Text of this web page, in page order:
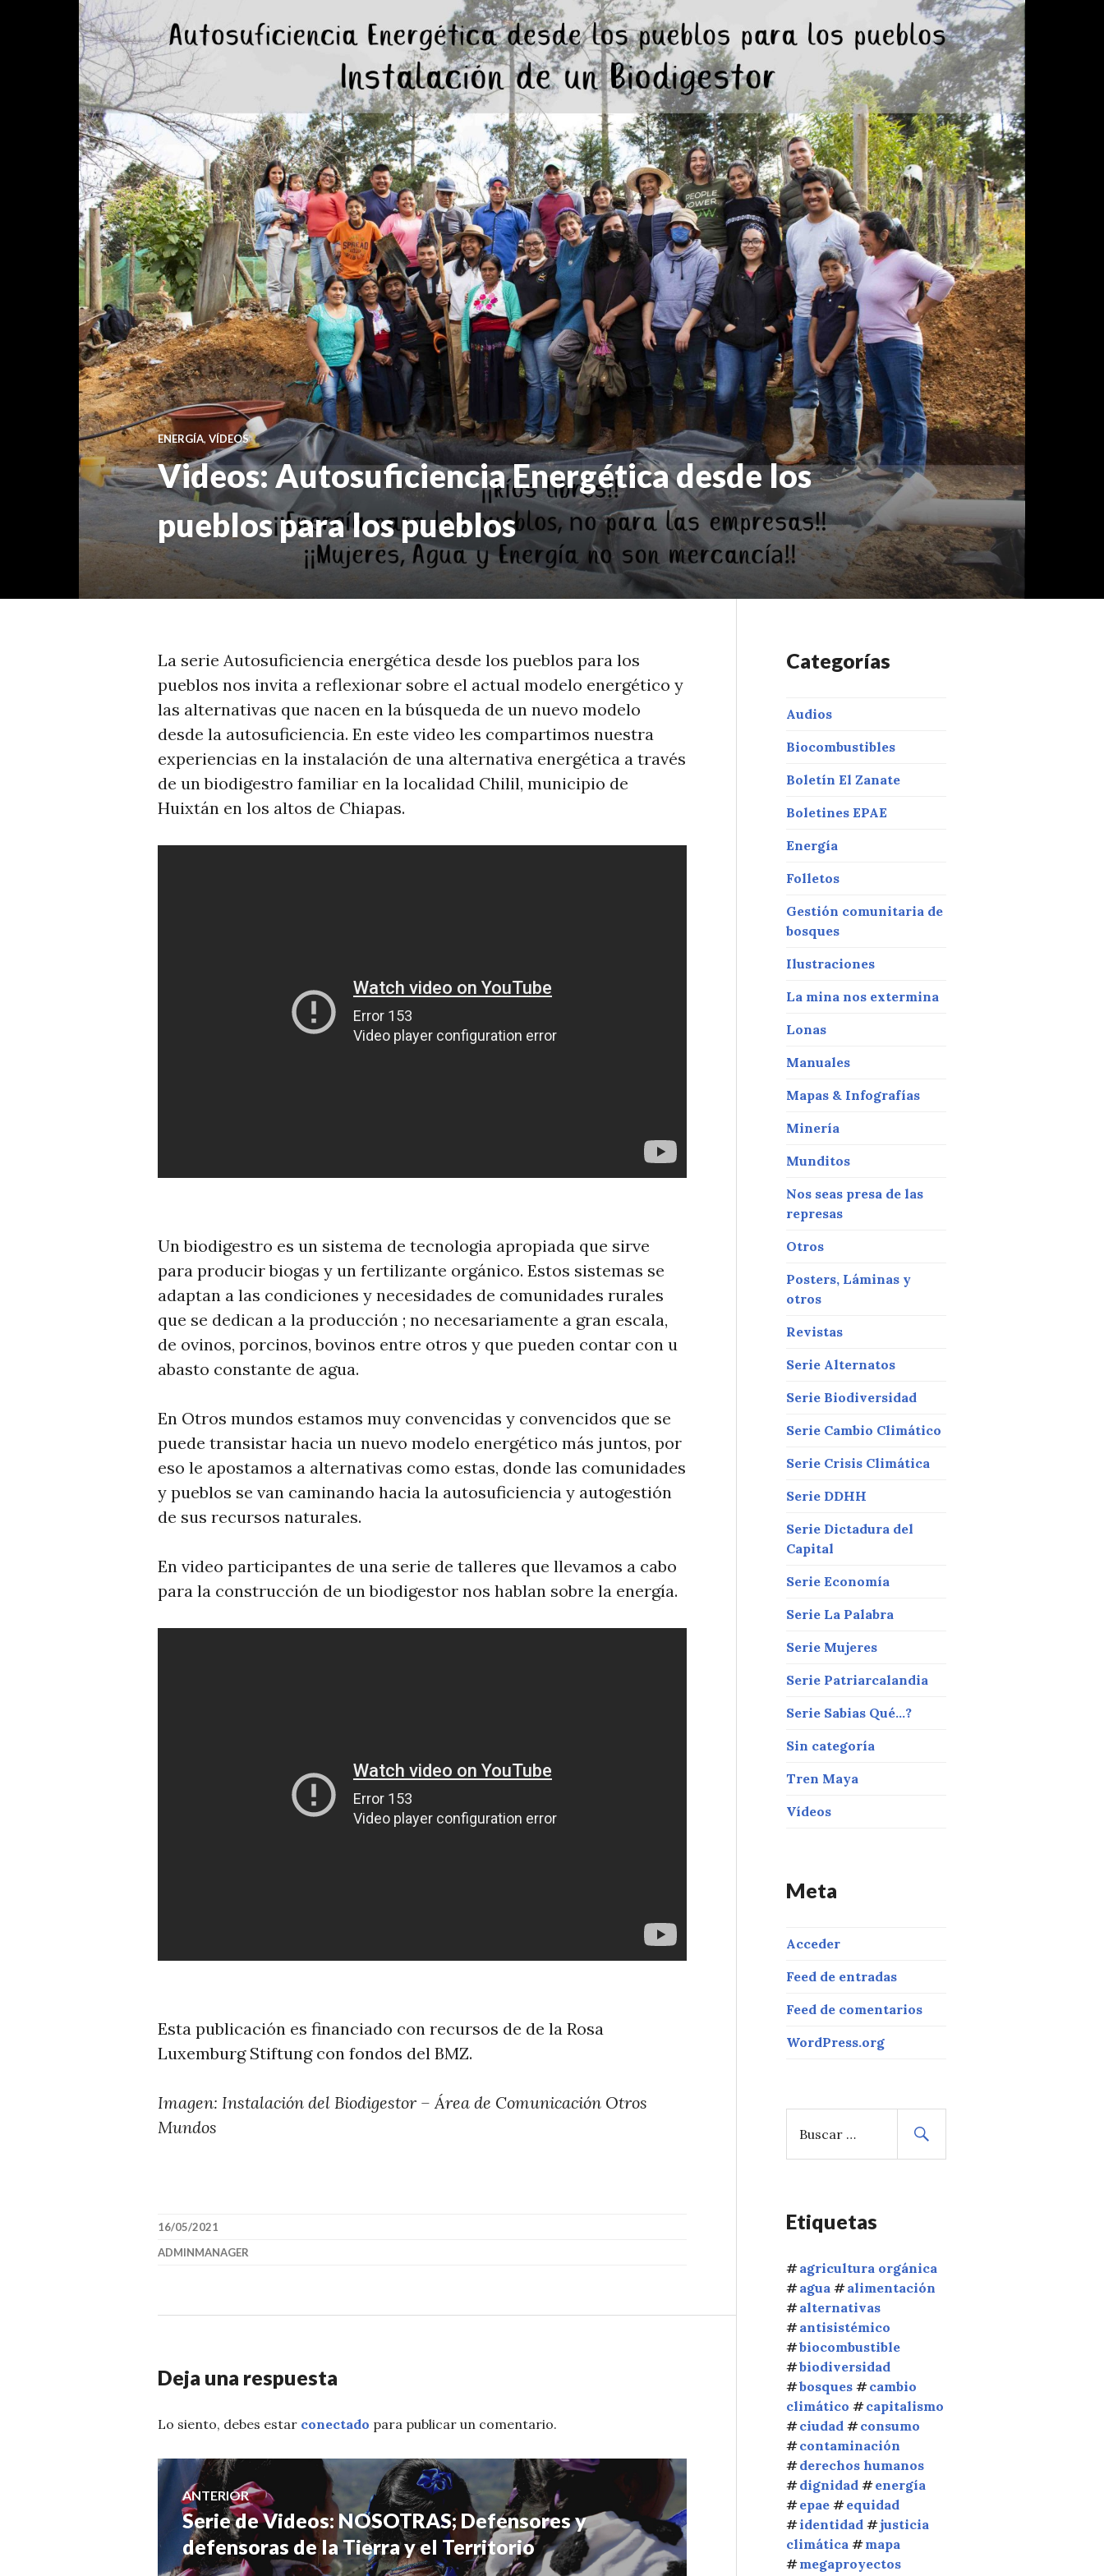
ENERGÍA, VÍDEOS
Videos: Autosuficiencia Energética desde los
pueblos para los pueblos
La serie Autosuficiencia energética desde los pueblos para los
pueblos nos invita a reflexionar sobre el actual modelo energético y
las alternativas que nacen en la búsqueda de un nuevo modelo
desde la autosuficiencia. En este video les compartimos nuestra
experiencias en la instalación de una alternativa energética a través
de un biodigestro familiar en la localidad Chilil, municipio de
Huixtán en los altos de Chiapas.
Un biodigestro es un sistema de tecnologia apropiada que sirve
para producir biogas y un fertilizante orgánico. Estos sistemas se
adaptan a las condiciones y necesidades de comunidades rurales
que se dedican a la producción ; no necesariamente a gran escala,
de ovinos, porcinos, bovinos entre otros y que pueden contar con u
abasto constante de agua.
En Otros mundos estamos muy convencidas y convencidos que se
puede transistar hacia un nuevo modelo energético más juntos, por
eso le apostamos a alternativas como estas, donde las comunidades
y pueblos se van caminando hacia la autosuficiencia y autogestión
de sus recursos naturales.
En video participantes de una serie de talleres que llevamos a cabo
para la construcción de un biodigestor nos hablan sobre la energía.
Esta publicación es financiado con recursos de de la Rosa
Luxemburg Stiftung con fondos del BMZ.
Imagen: Instalación del Biodigestor – Área de Comunicación Otros
Mundos
16/05/2021
ADMINMANAGER
Deja una respuesta
Lo siento, debes estar conectado para publicar un comentario.
Navegación
de
ANTERIOR
Entrada
anterior:
Serie de Videos: NOSOTRAS; Defensores y
defensoras de la Tierra y el Territorio
Categorías
Audios
Biocombustibles
Boletín El Zanate
Boletines EPAE
Energía
Folletos
Gestión comunitaria de
bosques
Ilustraciones
La mina nos extermina
Lonas
Manuales
Mapas & Infografías
Minería
Munditos
Nos seas presa de las
represas
Otros
Posters, Láminas y
otros
Revistas
Serie Alternatos
Serie Biodiversidad
Serie Cambio Climático
Serie Crisis Climática
Serie DDHH
Serie Dictadura del
Capital
Serie Economía
Serie La Palabra
Serie Mujeres
Serie Patriarcalandia
Serie Sabias Qué…?
Sin categoría
Tren Maya
Vídeos
Meta
Acceder
Feed de entradas
Feed de comentarios
WordPress.org
s
r
Etiquetas
agricultura orgánica
agua
alimentación
alternativas
antisistémico
biocombustible
biodiversidad
bosques
cambio
climático
capitalismo
ciudad
consumo
contaminación
derechos humanos
dignidad
energía
epae
equidad
identidad
justicia
climática
mapa
megaproyectos